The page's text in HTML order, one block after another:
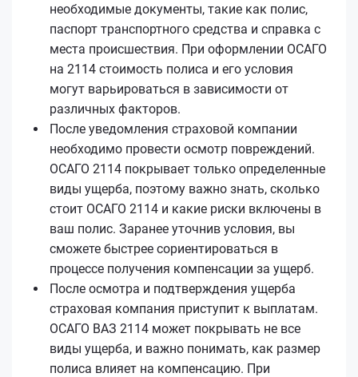
необходимые документы, такие как полис,
паспорт транспортного средства и справка с
места происшествия. При оформлении ОСАГО
на 2114 стоимость полиса и его условия
могут варьироваться в зависимости от
различных факторов.
После уведомления страховой компании
необходимо провести осмотр повреждений.
ОСАГО 2114 покрывает только определенные
виды ущерба, поэтому важно знать, сколько
стоит ОСАГО 2114 и какие риски включены в
ваш полис. Заранее уточнив условия, вы
сможете быстрее сориентироваться в
процессе получения компенсации за ущерб.
После осмотра и подтверждения ущерба
страховая компания приступит к выплатам.
ОСАГО ВАЗ 2114 может покрывать не все
виды ущерба, и важно понимать, как размер
полиса влияет на компенсацию. При